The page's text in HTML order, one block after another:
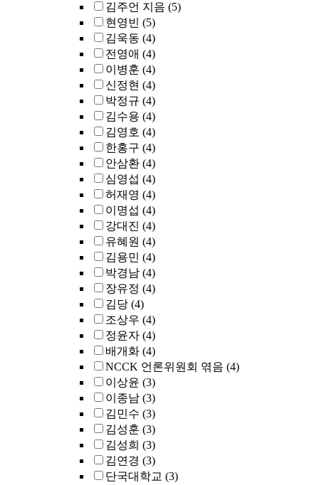
김주언 지음 (5)
현영빈 (5)
김욱동 (4)
전영애 (4)
이병훈 (4)
신정현 (4)
박정규 (4)
김수용 (4)
김영호 (4)
한홍구 (4)
안삼환 (4)
심영섭 (4)
허재영 (4)
이명섭 (4)
강대진 (4)
유혜원 (4)
김용민 (4)
박경남 (4)
장유정 (4)
김당 (4)
조상우 (4)
정윤자 (4)
배개화 (4)
NCCK 언론위원회 엮음 (4)
이상윤 (3)
이종남 (3)
김민수 (3)
김성훈 (3)
김성희 (3)
김연경 (3)
단국대학교 (3)